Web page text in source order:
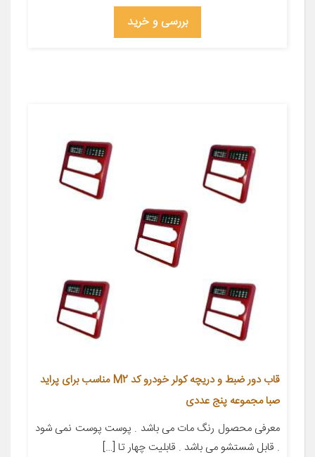
بررسی و خرید
قاب دور ضبط و دریچه کولر خودرو کد M2 مناسب برای پراید
صبا مجموعه پنج عددی
معرفی محصول رنگ مات می باشد . پوست پوست نمی شود
. قابل شستشو می باشد . قابلیت چهار تا […]